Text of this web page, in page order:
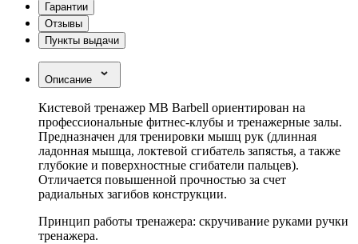
Гарантии
Отзывы
Пункты выдачи
Описание
Кистевой тренажер MB Barbell ориентирован на
профессиональные фитнес-клубы и тренажерные залы.
Предназначен для тренировки мышц рук (длинная
ладонная мышца, локтевой сгибатель запястья, а также
глубокие и поверхностные сгибатели пальцев).
Отличается повышенной прочностью за счет
радиальных загибов конструкции.
Принцип работы тренажера: скручивание руками ручки
тренажера.